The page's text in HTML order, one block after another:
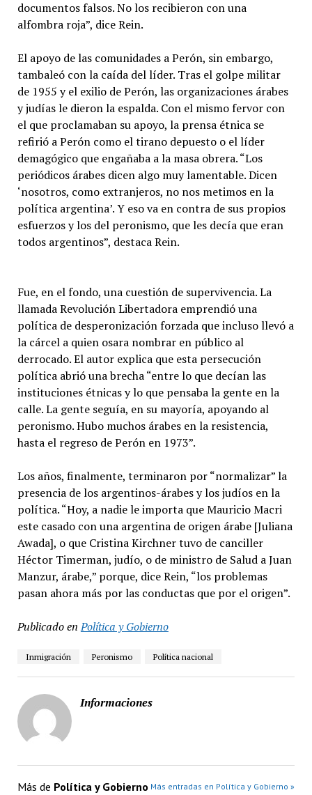
documentos falsos. No los recibieron con una
alfombra roja”, dice Rein.
El apoyo de las comunidades a Perón, sin embargo,
tambaleó con la caída del líder. Tras el golpe militar
de 1955 y el exilio de Perón, las organizaciones árabes
y judías le dieron la espalda. Con el mismo fervor con
el que proclamaban su apoyo, la prensa étnica se
refirió a Perón como el tirano depuesto o el líder
demagógico que engañaba a la masa obrera. “Los
periódicos árabes dicen algo muy lamentable. Dicen
‘nosotros, como extranjeros, no nos metimos en la
política argentina’. Y eso va en contra de sus propios
esfuerzos y los del peronismo, que les decía que eran
todos argentinos”, destaca Rein.
Fue, en el fondo, una cuestión de supervivencia. La
llamada Revolución Libertadora emprendió una
política de desperonización forzada que incluso llevó a
la cárcel a quien osara nombrar en público al
derrocado. El autor explica que esta persecución
política abrió una brecha “entre lo que decían las
instituciones étnicas y lo que pensaba la gente en la
calle. La gente seguía, en su mayoría, apoyando al
peronismo. Hubo muchos árabes en la resistencia,
hasta el regreso de Perón en 1973”.
Los años, finalmente, terminaron por “normalizar” la
presencia de los argentinos-árabes y los judíos en la
política. “Hoy, a nadie le importa que Mauricio Macri
este casado con una argentina de origen árabe [Juliana
Awada], o que Cristina Kirchner tuvo de canciller
Héctor Timerman, judío, o de ministro de Salud a Juan
Manzur, árabe,” porque, dice Rein, “los problemas
pasan ahora más por las conductas que por el origen”.
Publicado en Política y Gobierno
Inmigración Peronismo Política nacional
Informaciones
Más de Política y Gobierno Más entradas en Política y Gobierno »